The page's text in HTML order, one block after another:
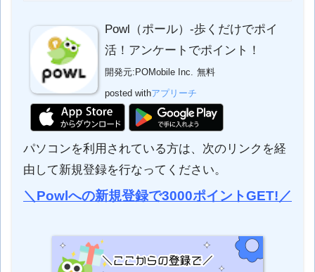
Powl（ポール）-歩くだけでポイ
活！アンケートでポイント！
開発元: POMobile Inc. 無料
posted withアプリーチ
パソコンを利用されている方は、次のリンクを経
由して新規登録を行なってください。
＼Powlへの新規登録で3000ポイントGET!／